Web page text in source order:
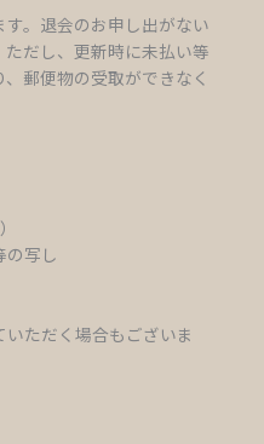
。退会のお申し出がない
だし、更新時に未払い等
郵便物の受取ができなく
の写し
ただく場合もございま